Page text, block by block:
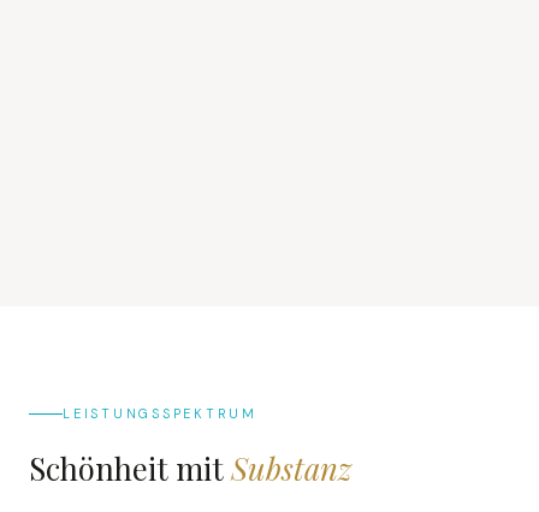
LEISTUNGSSPEKTRUM
Schönheit mitSubstanz